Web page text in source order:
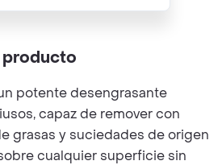
un potente desengrasante
capaz de remover con
grasas y suciedades de origen
cualquier superficie sin